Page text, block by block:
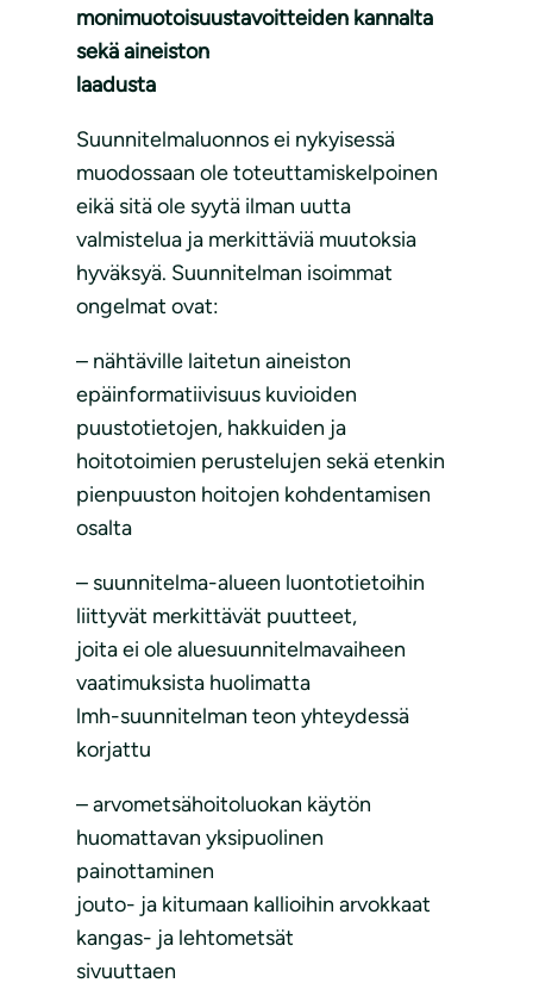
monimuotoisuustavoitteiden kannalta
sekä aineiston
laadusta
Suunnitelmaluonnos ei nykyisessä
muodossaan ole toteuttamiskelpoinen
eikä sitä ole syytä ilman uutta
valmistelua ja merkittäviä muutoksia
hyväksyä. Suunnitelman isoimmat
ongelmat ovat:
– nähtäville laitetun aineiston
epäinformatiivisuus kuvioiden
puustotietojen, hakkuiden ja
hoitotoimien perustelujen sekä etenkin
pienpuuston hoitojen kohdentamisen
osalta
– suunnitelma-alueen luontotietoihin
liittyvät merkittävät puutteet,
joita ei ole aluesuunnitelmavaiheen
vaatimuksista huolimatta
lmh-suunnitelman teon yhteydessä
korjattu
– arvometsähoitoluokan käytön
huomattavan yksipuolinen
painottaminen
jouto- ja kitumaan kallioihin arvokkaat
kangas- ja lehtometsät
sivuuttaen